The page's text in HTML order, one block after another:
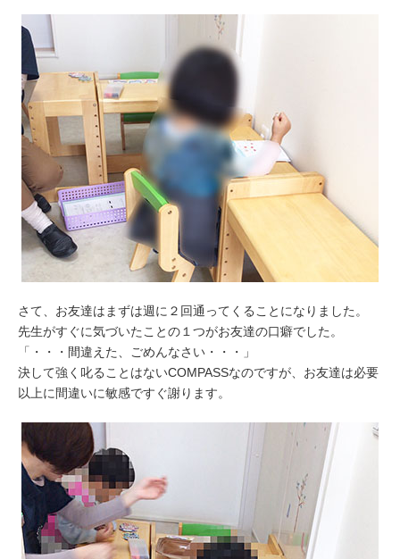
さて、お友達はまずは週に２回通ってくることになりました。
先生がすぐに気づいたことの１つがお友達の口癖でした。
「・・・間違えた、ごめんなさい・・・」
決して強く叱ることはないCOMPASSなのですが、お友達は必要
以上に間違いに敏感ですぐ謝ります。